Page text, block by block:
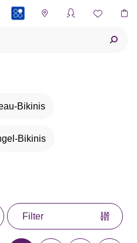
Bikinis
Bikinis
Bikini-Sets
Filter